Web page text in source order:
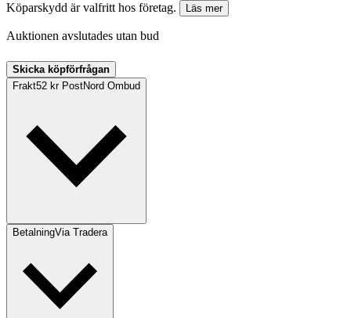
Köparskydd är valfritt hos företag.
Läs mer
Auktionen avslutades utan bud
Skicka köpförfrågan
Frakt52 kr PostNord Ombud
BetalningVia Tradera